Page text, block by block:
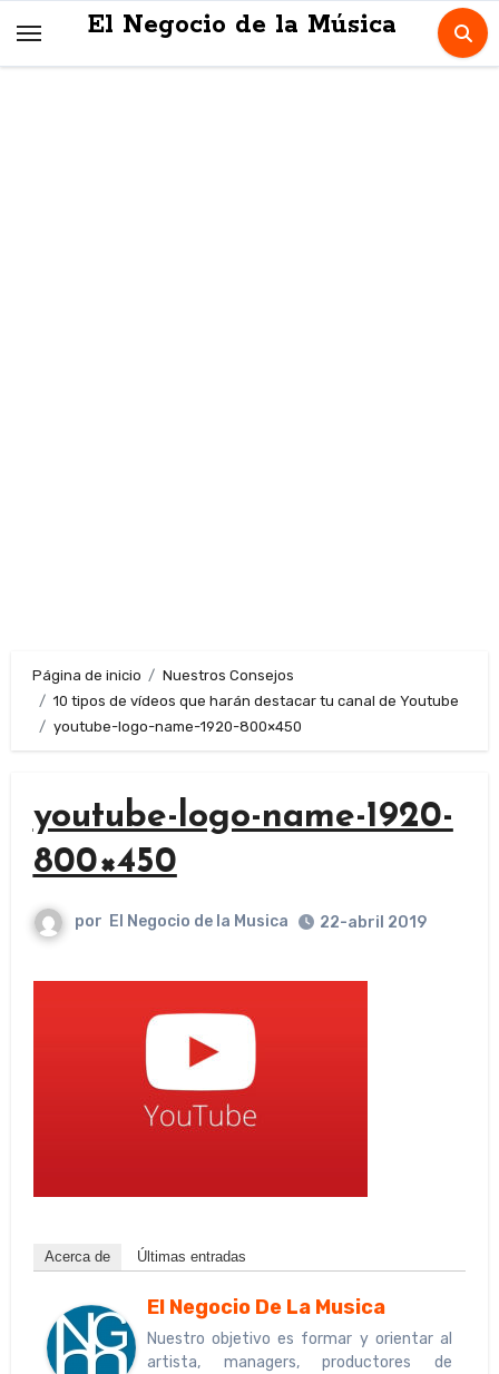
El Negocio de la Música
Página de inicio
Nuestros Consejos
10 tipos de vídeos que harán destacar tu canal de Youtube
youtube-logo-name-1920-800×450
youtube-logo-name-1920-
800×450
por El Negocio de la Musica 22-abril 2019
Acerca de Últimas entradas
El Negocio De La Musica
Nuestro objetivo es formar y orientar al
artista, managers, productores de